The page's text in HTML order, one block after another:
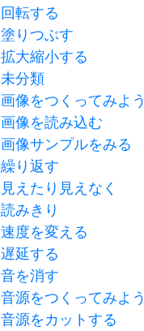
回転する
塗りつぶす
拡大縮小する
未分類
画像をつくってみよう
画像を読み込む
画像サンプルをみる
繰り返す
見えたり見えなく
読みきり
速度を変える
遅延する
音を消す
音源をつくってみよう
音源をカットする